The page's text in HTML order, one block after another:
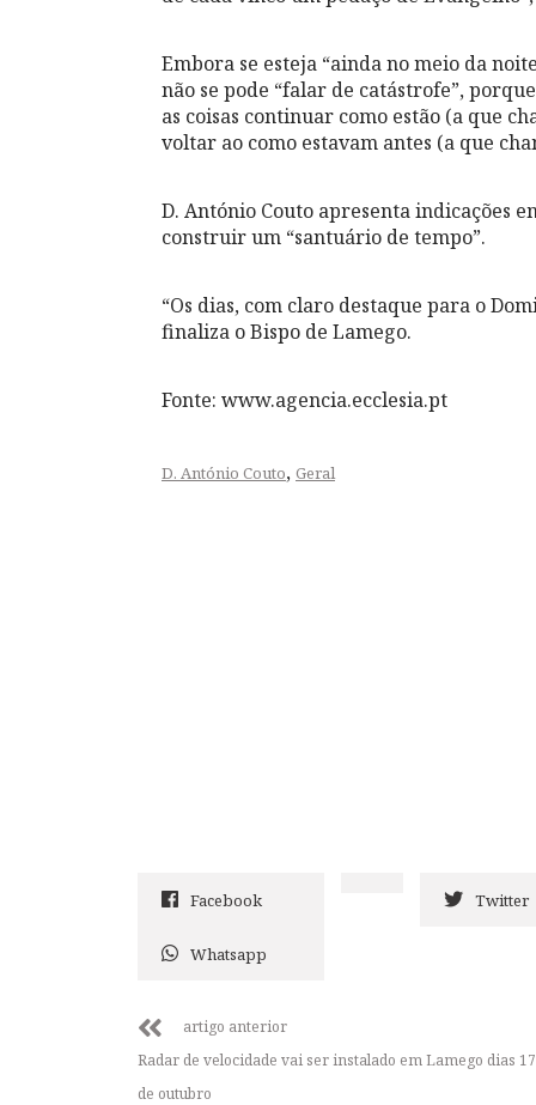
Embora se esteja “ainda no meio da
não se pode “falar de catástrofe”,
as coisas continuar como estão (a que
voltar ao como estavam antes (a que
D. António Couto apresenta indicações
construir um “santuário de tempo”.
“Os dias, com claro destaque para o
finaliza o Bispo de Lamego.
Fonte: www.agencia.ecclesia.pt
D. António Couto, Geral
Facebook Twitter
Whatsapp
artigo anterior
Radar de velocidade vai ser instalado em Lamego dias
de outubro